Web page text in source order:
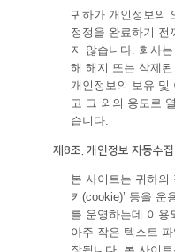
귀하가 개인정보의
정정을 완료하기 전
지 않습니다. 회사
해 해지 또는 삭제
개인정보의 보유 및
고 그 외의 용도로
습니다.
제8조. 개인정보 자동수
본 사이트는 귀하의
키(cookie)’ 등을 운
를 운영하는데 이용
아주 작은 텍스트